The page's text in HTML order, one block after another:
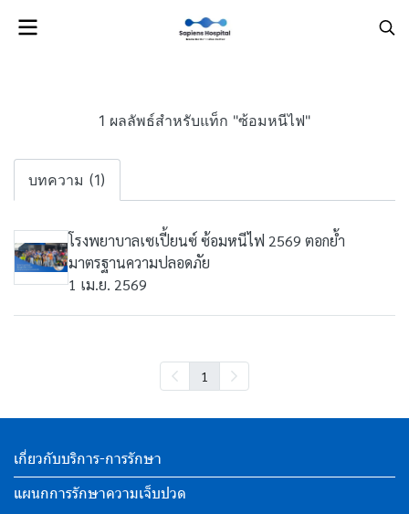
1 ผลลัพธ์สำหรับแท็ก "ซ้อมหนีไฟ"
บทความ (1)
โรงพยาบาลเซเปี้ยนซ์ ซ้อมหนีไฟ 2569 ตอกย้ำ
มาตรฐานความปลอดภัย
1 เม.ย. 2569
1
เกี่ยวกับบริการ-การรักษา
แผนกการรักษาความเจ็บปวด